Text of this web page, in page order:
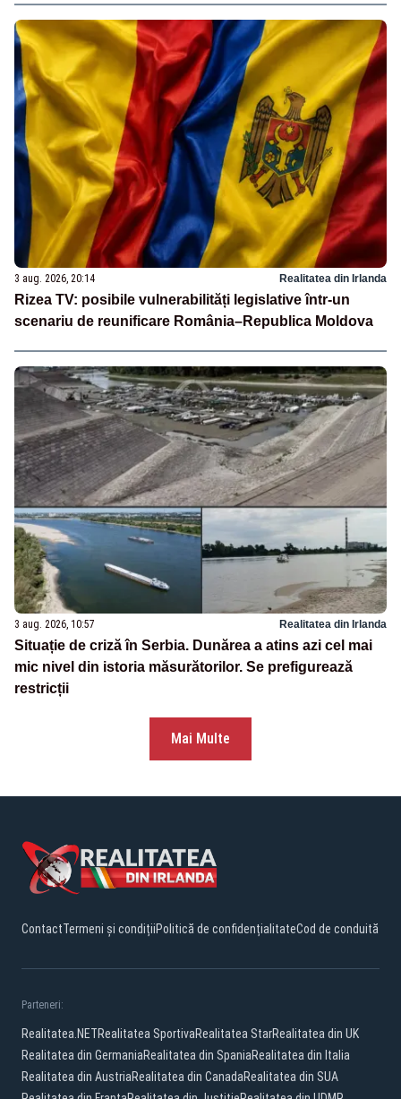
3 aug. 2026, 20:14 Realitatea din Irlanda
Rizea TV: posibile vulnerabilități legislative într-un
scenariu de reunificare România–Republica Moldova
3 aug. 2026, 10:57 Realitatea din Irlanda
Situație de criză în Serbia. Dunărea a atins azi cel mai
mic nivel din istoria măsurătorilor. Se prefigurează
restricții
Mai Multe
ContactTermeni și condițiiPolitică de confidențialitateCod de conduită
Parteneri:
Realitatea.NETRealitatea SportivaRealitatea StarRealitatea din UK
Realitatea din GermaniaRealitatea din SpaniaRealitatea din Italia
Realitatea din AustriaRealitatea din CanadaRealitatea din SUA